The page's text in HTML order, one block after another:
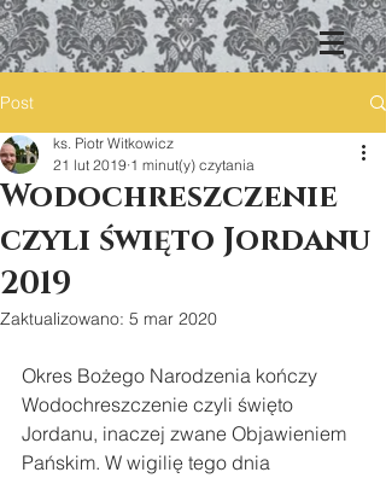
Post
Wodochreszczenie
czyli święto Jordanu
2019
ks. Piotr Witkowicz
21 lut 2019 1 minut(y) czytania
Zaktualizowano: 5 mar 2020
Okres Bożego Narodzenia kończy
Wodochreszczenie czyli święto
Jordanu, inaczej zwane Objawieniem
Pańskim. W wigilię tego dnia